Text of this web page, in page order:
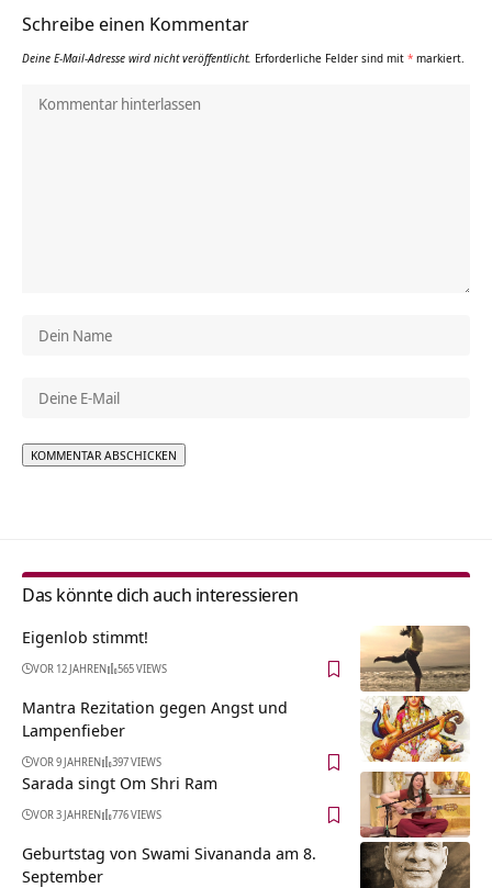
Schreibe einen Kommentar
Deine E-Mail-Adresse wird nicht veröffentlicht. Erforderliche Felder sind mit * markiert.
Das könnte dich auch interessieren
Eigenlob stimmt!
VOR 12 JAHREN 565 VIEWS
Mantra Rezitation gegen Angst und
Lampenfieber
VOR 9 JAHREN 397 VIEWS
Sarada singt Om Shri Ram
VOR 3 JAHREN 776 VIEWS
Geburtstag von Swami Sivananda am 8.
September